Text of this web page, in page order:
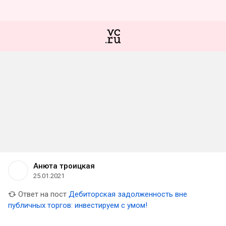
Анюта троицкая
25.01.2021
Ответ на пост Дебиторская задолженность вне
публичных торгов: инвестируем с умом!